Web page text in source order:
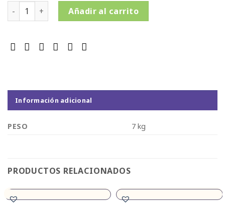
PACK 06 Bots. + 1 Bot. Vino Marqués de Cáceres Crianza x
Añadir al carrito
Información adicional
PESO 7 kg
PRODUCTOS RELACIONADOS